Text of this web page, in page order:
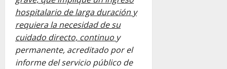
hospitalario de larga duración y
requiera la necesidad de su
cuidado directo, continuo y
permanente, acreditado por el
informe del servicio público de